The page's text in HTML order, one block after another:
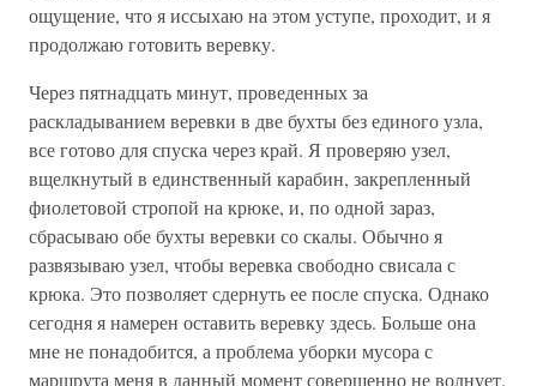
ощущение, что я иссыхаю на этом уступе, проходит, и я
продолжаю готовить веревку.
Через пятнадцать минут, проведенных за
раскладыванием веревки в две бухты без единого узла,
все готово для спуска через край. Я проверяю узел,
вщелкнутый в единственный карабин, закрепленный
фиолетовой стропой на крюке, и, по одной зараз,
сбрасываю обе бухты веревки со скалы. Обычно я
развязываю узел, чтобы веревка свободно свисала с
крюка. Это позволяет сдернуть ее после спуска. Однако
сегодня я намерен оставить веревку здесь. Больше она
мне не понадобится, а проблема уборки мусора с
маршрута меня в данный момент совершенно не волнует.